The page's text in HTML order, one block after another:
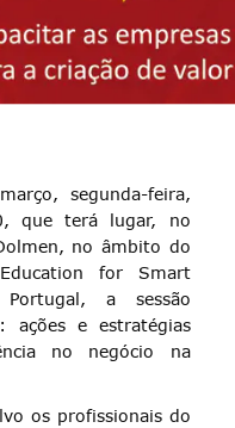
segunda-feira,
que terá lugar, no
no âmbito do
for Smart
a sessão
ações e estratégias
no negócio na
os profissionais do